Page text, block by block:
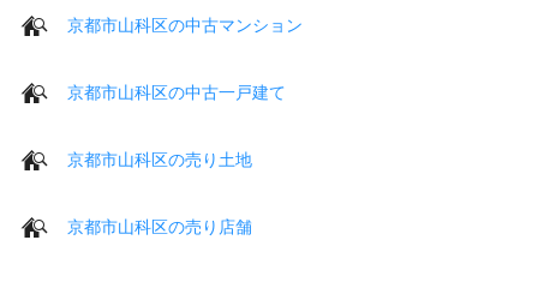
京都市山科区の中古マンション
京都市山科区の中古一戸建て
京都市山科区の売り土地
京都市山科区の売り店舗